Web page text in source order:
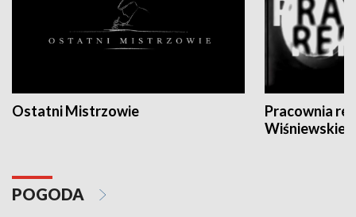
Ostatni Mistrzowie
Pracownia
POGODA